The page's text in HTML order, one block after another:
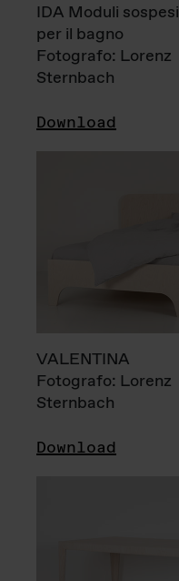
IDA Moduli sospesi
per il bagno
Fotografo: Lorenz
Sternbach
Download
VALENTINA
Fotografo: Lorenz
Sternbach
Download